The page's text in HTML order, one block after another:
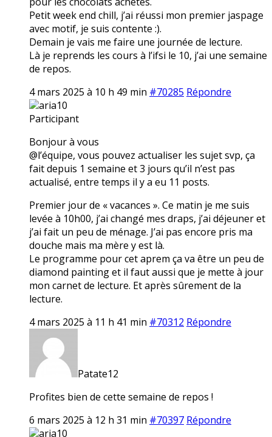
Petit week end chill, j’ai réussi mon premier jaspage
avec motif, je suis contente :).
Demain je vais me faire une journée de lecture.
Là je reprends les cours à l’ifsi le 10, j’ai une semaine
de repos.
4 mars 2025 à 10 h 49 min #70285 Répondre
aria10
Participant
Bonjour à vous
@l’équipe, vous pouvez actualiser les sujet svp, ça
fait depuis 1 semaine et 3 jours qu’il n’est pas
actualisé, entre temps il y a eu 11 posts.
Premier jour de « vacances ». Ce matin je me suis
levée à 10h00, j’ai changé mes draps, j’ai déjeuner et
j’ai fait un peu de ménage. J’ai pas encore pris ma
douche mais ma mère y est là.
Le programme pour cet aprem ça va être un peu de
diamond painting et il faut aussi que je mette à jour
mon carnet de lecture. Et après sûrement de la
lecture.
4 mars 2025 à 11 h 41 min #70312 Répondre
Patate12
Profites bien de cette semaine de repos !
6 mars 2025 à 12 h 31 min #70397 Répondre
aria10